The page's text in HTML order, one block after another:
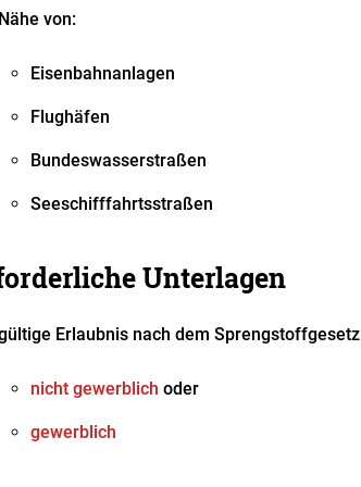
von:
Eisenbahnanlagen
Flughäfen
Bundeswasserstraßen
Seeschifffahrtsstraßen
Unterlagen
Erlaubnis nach dem Sprengstoffgesetz
nicht gewerblich oder
gewerblich